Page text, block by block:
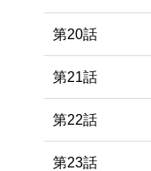
第20話
第21話
第22話
第23話